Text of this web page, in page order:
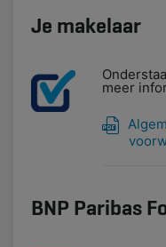
Je makelaar
meer
BNP Paribas